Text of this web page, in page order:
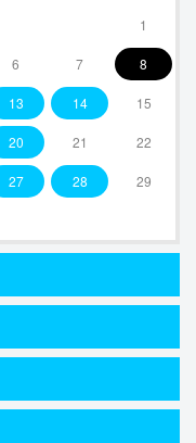
1
6 7 8
13 14 15
20 21 22
27 28 29